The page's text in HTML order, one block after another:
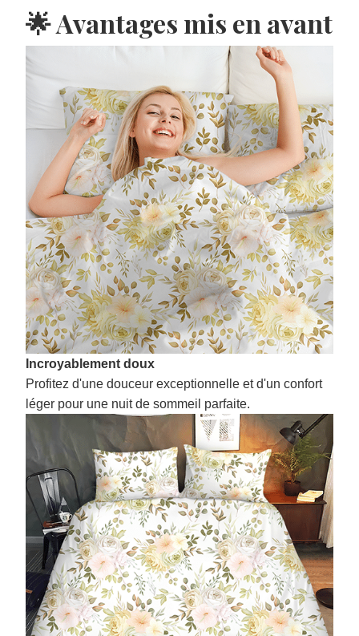
🌟 Avantages mis en avant
Incroyablement doux
Profitez d'une douceur exceptionnelle et d'un confort
léger pour une nuit de sommeil parfaite.